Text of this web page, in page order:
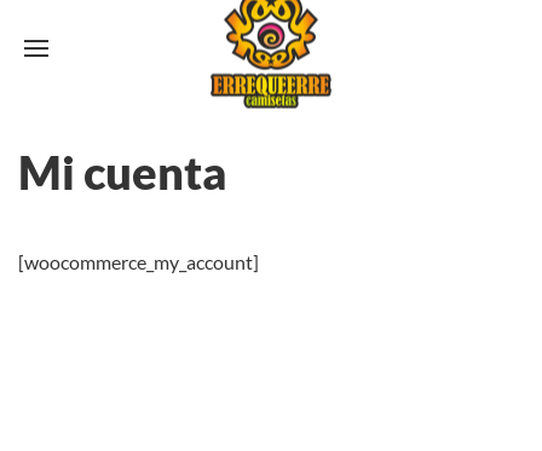
Mi cuenta
[woocommerce_my_account]